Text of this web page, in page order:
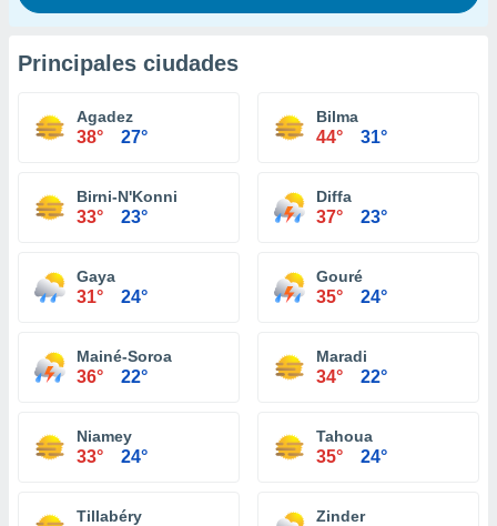
Principales ciudades
Agadez
38° 27°
Bilma
44° 31°
Birni-N'Konni
33° 23°
Diffa
37° 23°
Gaya
31° 24°
Gouré
35° 24°
Mainé-Soroa
36° 22°
Maradi
34° 22°
Niamey
33° 24°
Tahoua
35° 24°
Tillabéry Zinder